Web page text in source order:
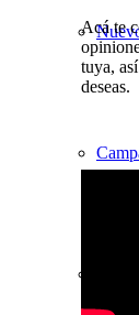
Acá te
tuya,
deseas.